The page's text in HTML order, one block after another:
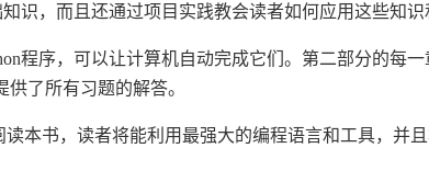
识，而且还通过项目实践教会读者如何应用这些知
程序，可以让计算机自动完成它们。第二部分的每
了所有习题的解答。
本书，读者将能利用最强大的编程语言和工具，并且